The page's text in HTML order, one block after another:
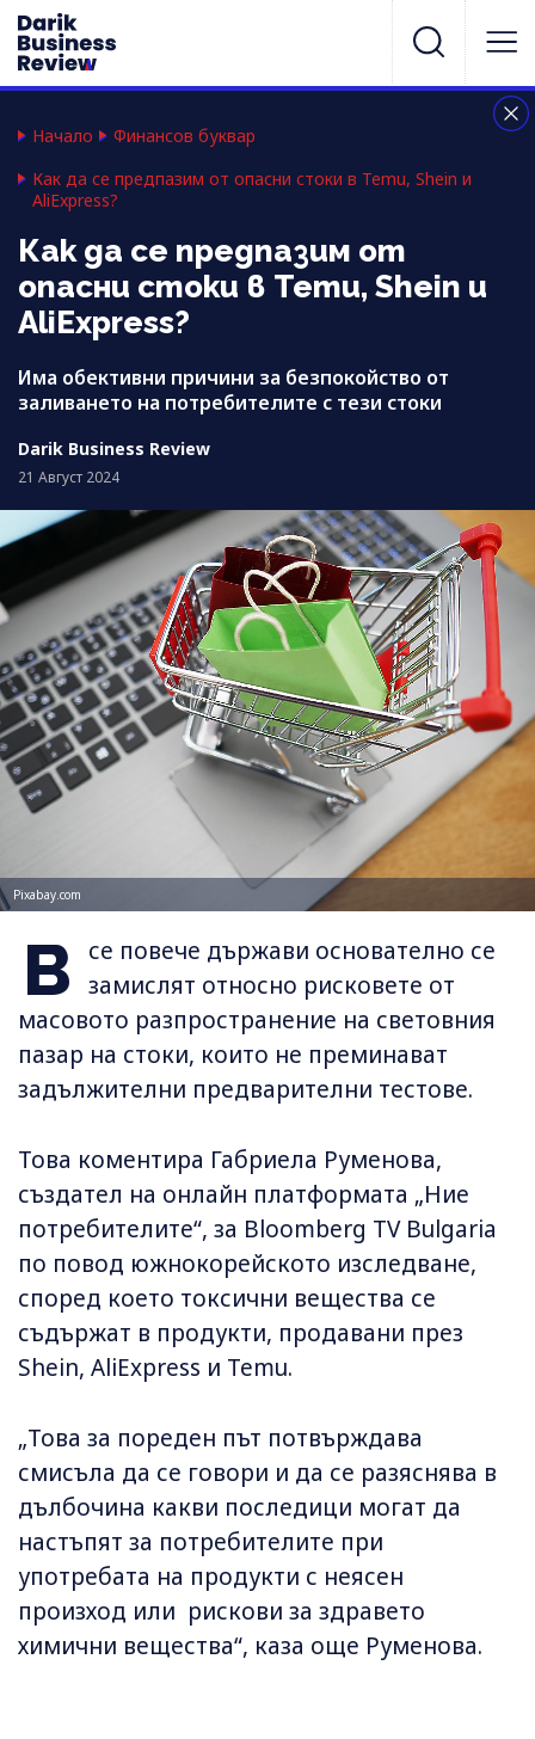
Начало
Финансов буквар
Как да се предпазим от опасни стоки в Temu, Shein и
AliExpress?
Как да се предпазим от
опасни стоки в Temu, Shein и
AliExpress?
Има обективни причини за безпокойство от
заливането на потребителите с тези стоки
Darik Business Review
21 Август 2024
Pixabay.com
В
се повече държави основателно се
замислят относно рисковете от
масовото разпространение на световния
пазар на стоки, които не преминават
задължителни предварителни тестове.
Това коментира Габриела Руменова,
създател на онлайн платформата „Ние
потребителите“, за Bloomberg TV Bulgaria
по повод южнокорейското изследване,
според което токсични вещества се
съдържат в продукти, продавани през
Shein, AliExpress и Temu.
„Това за пореден път потвърждава
смисъла да се говори и да се разяснява в
дълбочина какви последици могат да
настъпят за потребителите при
употребата на продукти с неясен
произход или рискови за здравето
химични вещества“, каза още Руменова.